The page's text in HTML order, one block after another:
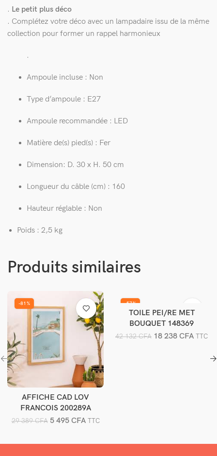
. Le petit plus déco
. Complétez votre déco avec un lampadaire issu de la même
collection pour former un rappel harmonieux
.
Ampoule incluse : Non
Type d’ampoule : E27
Ampoule recommandée : LED
Matière de(s) pied(s) : Fer
Dimension: D. 30 x H. 50 cm
Longueur du câble (cm) : 160
Hauteur réglable : Non
Poids : 2,5 kg
Produits similaires
-81%
Ajouter au panier
AFFICHE CAD LOV
FRANCOIS 200289A
29 389CFA 5 495 CFA TTC
-57%
Ajouter au panier
TOILE PEI/RE MET
BOUQUET 148369
42 132CFA 18 238 CFA TTC